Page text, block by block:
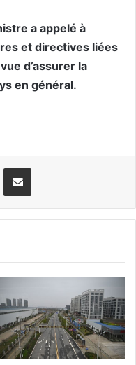
a appelé à
et directives liées
d’assurer la
en général.
Telegram